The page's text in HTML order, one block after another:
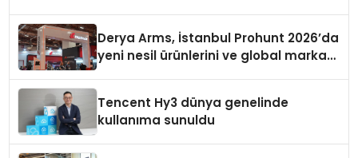
Derya Arms, İstanbul Prohunt 2026’da
yeni nesil ürünlerini ve global marka
Tencent Hy3 dünya genelinde
kullanıma sunuldu